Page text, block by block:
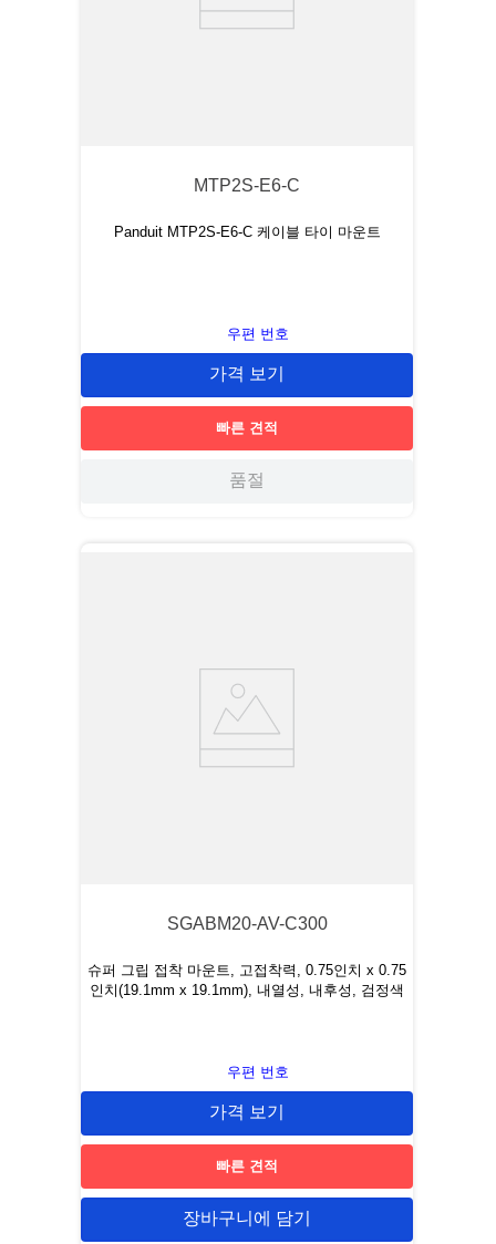
MTP2S-E6-C
Panduit MTP2S-E6-C 케이블 타이 마운트
우편 번호
가격 보기
빠른 견적
품절
SGABM20-AV-C300
슈퍼 그립 접착 마운트, 고접착력, 0.75인치 x 0.75
인치(19.1mm x 19.1mm), 내열성, 내후성, 검정색
우편 번호
가격 보기
빠른 견적
장바구니에 담기